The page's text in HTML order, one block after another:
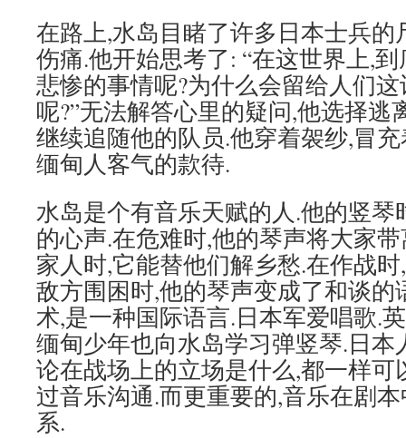
在路上,水岛目睹了许多日本士兵的
伤痛.他开始思考了: “在这世界上,
悲惨的事情呢?为什么会留给人们
呢?”无法解答心里的疑问,他选择逃
继续追随他的队员.他穿着袈纱,冒
缅甸人客气的款待.
水岛是个有音乐天赋的人.他的竖
的心声.在危难时,他的琴声将大家
家人时,它能替他们解乡愁.在作战
敌方围困时,他的琴声变成了和谈的
术,是一种国际语言.日本军爱唱歌.
缅甸少年也向水岛学习弹竖琴.日本
论在战场上的立场是什么,都一样可
过音乐沟通.而更重要的,音乐在剧
系.